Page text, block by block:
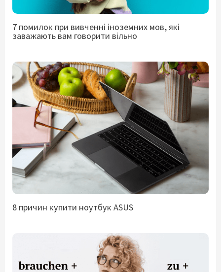
7 помилок при вивченні іноземних мов, які
заважають вам говорити вільно
8 причин купити ноутбук ASUS